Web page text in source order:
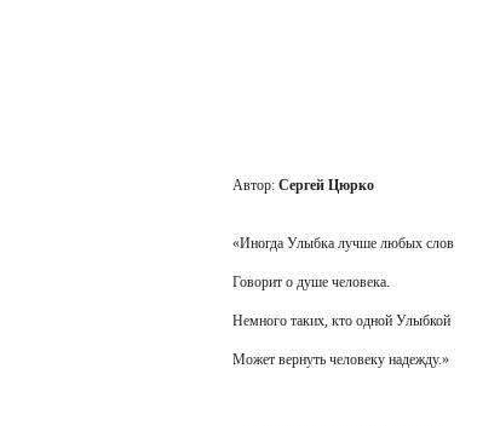
Автор: Сергей Цюрко
«Иногда Улыбка лучше любых слов
Говорит о душе человека.
Немного таких, кто одной Улыбкой
Может вернуть человеку надежду.»